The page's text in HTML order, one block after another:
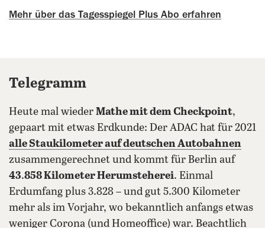
Mehr über das Tagesspiegel Plus Abo erfahren
Telegramm
Heute mal wieder Mathe mit dem Checkpoint,
gepaart mit etwas Erdkunde: Der ADAC hat für 2021
alle Staukilometer auf deutschen Autobahnen
zusammengerechnet und kommt für Berlin auf
43.858 Kilometer Herumsteherei. Einmal
Erdumfang plus 3.828 – und gut 5.300 Kilometer
mehr als im Vorjahr, wo bekanntlich anfangs etwas
weniger Corona (und Homeoffice) war. Beachtlich